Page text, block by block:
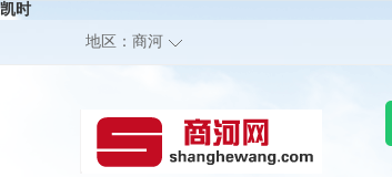
凯时
地区： 商河